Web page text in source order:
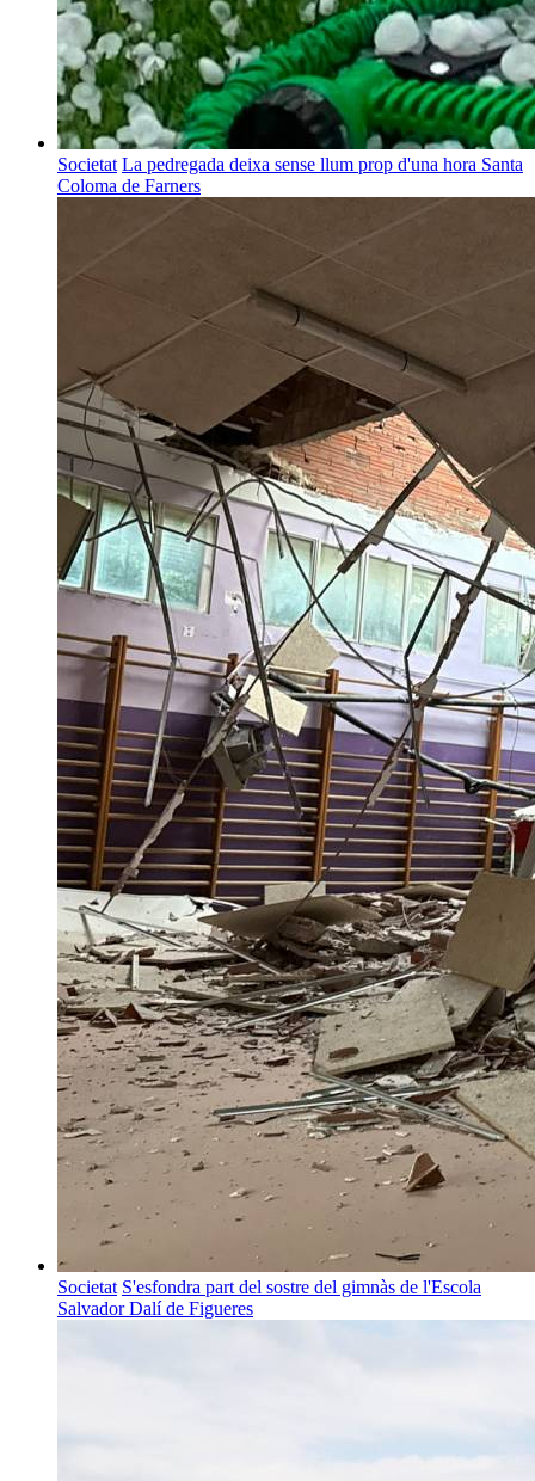
Societat La pedregada deixa sense llum prop d'una hora Santa
Coloma de Farners
Societat S'esfondra part del sostre del gimnàs de l'Escola
Salvador Dalí de Figueres